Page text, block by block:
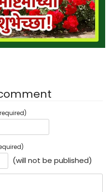
(will not be published)